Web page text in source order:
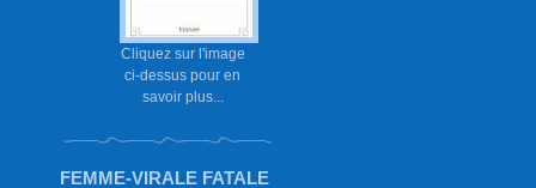
Cliquez sur l'image
ci-dessus pour en
savoir plus...
FEMME-VIRALE FATALE